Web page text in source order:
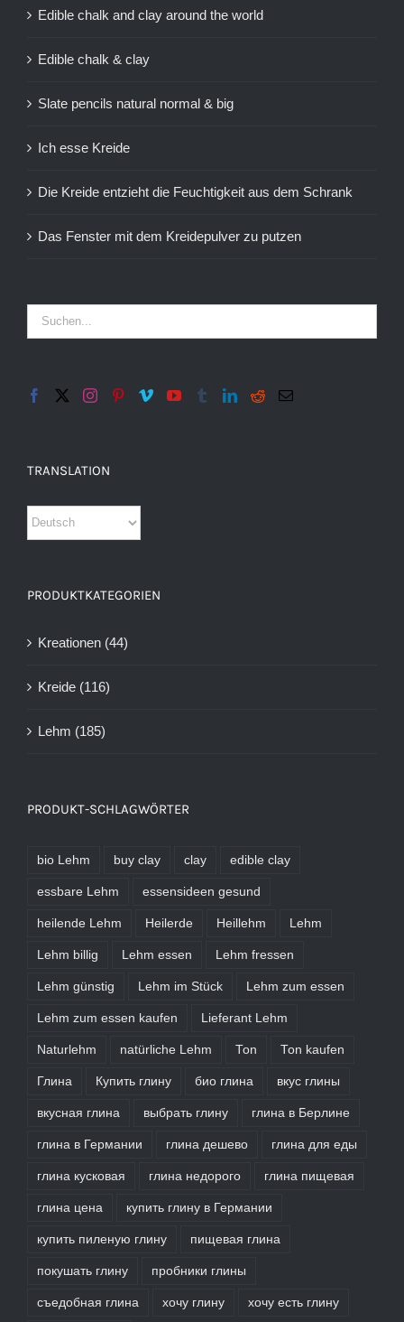
Edible chalk and clay around the world
Edible chalk & clay
Slate pencils natural normal & big
Ich esse Kreide
Die Kreide entzieht die Feuchtigkeit aus dem Schrank
Das Fenster mit dem Kreidepulver zu putzen
TRANSLATION
PRODUKTKATEGORIEN
Kreationen (44)
Kreide (116)
Lehm (185)
PRODUKT-SCHLAGWÖRTER
bio Lehm buy clay clay edible clay
essbare Lehm essensideen gesund
heilende Lehm Heilerde Heillehm Lehm
Lehm billig Lehm essen Lehm fressen
Lehm günstig Lehm im Stück Lehm zum essen
Lehm zum essen kaufen Lieferant Lehm
Naturlehm natürliche Lehm Ton Ton kaufen
Глина Купить глину био глина вкус глины
вкусная глина выбрать глину глина в Берлине
глина в Германии глина дешево глина для еды
глина кусковая глина недорого глина пищевая
глина цена купить глину в Германии
купить пиленую глину пищевая глина
покушать глину пробники глины
съедобная глина хочу глину хочу есть глину